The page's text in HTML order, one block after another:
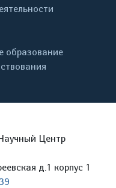
образование
Центр
д.1 корпус 1